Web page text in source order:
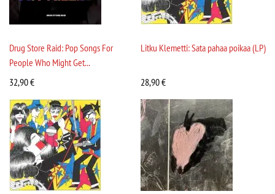
Drug Store Raid: Pop Songs For
People Who Might Get...
32,90€
Litku Klemetti: Sata pahaa poikaa (LP)
28,90€